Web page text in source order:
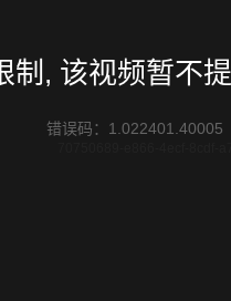
制, 该视频暂不
错误码： 1.022401.40005